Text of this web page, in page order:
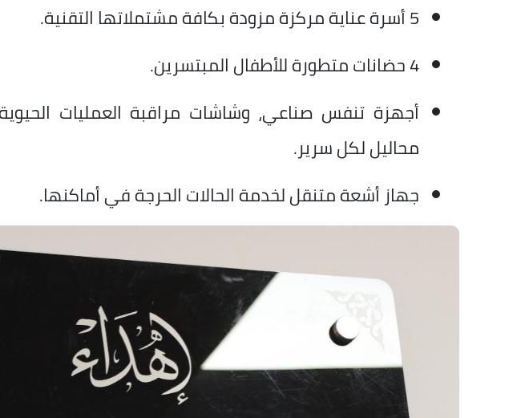
​5 أسرة عناية مركزة مزودة بكافة مشتملاتها التقنية.
​4 حضانات متطورة للأطفال المبتسرين.
محاليل لكل سرير.
جهاز أشعة متنقل لخدمة الحالات الحرجة في أماكنها.